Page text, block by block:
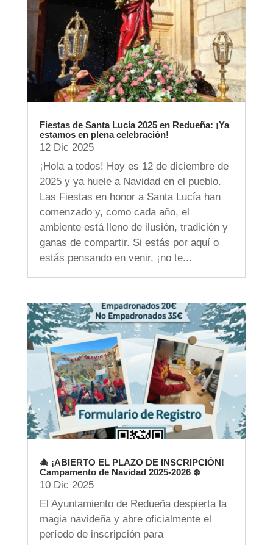
Fiestas de Santa Lucía 2025 en Redueña: ¡Ya
estamos en plena celebración!
12 Dic 2025
¡Hola a todos! Hoy es 12 de diciembre de
2025 y ya huele a Navidad en el pueblo.
Las Fiestas en honor a Santa Lucía han
comenzado y, como cada año, el
ambiente está lleno de ilusión, tradición y
ganas de compartir. Si estás por aquí o
estás pensando en venir, ¡no te...
🎄 ¡ABIERTO EL PLAZO DE INSCRIPCIÓN!
Campamento de Navidad 2025-2026 ❄️
10 Dic 2025
El Ayuntamiento de Redueña despierta la
magia navideña y abre oficialmente el
período de inscripción para